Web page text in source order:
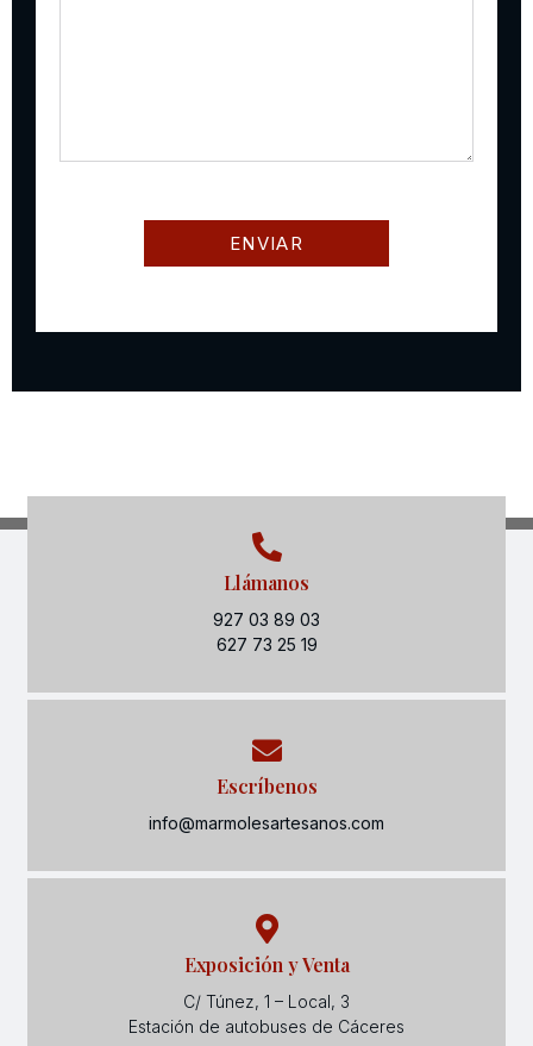
Llámanos
927 03 89 03
627 73 25 19
Escríbenos
info@marmolesartesanos.com
Exposición y Venta
C/ Túnez, 1 – Local, 3
Estación de autobuses de Cáceres